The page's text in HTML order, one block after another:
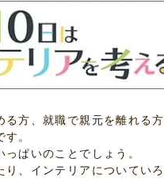
方、就職で親元を離れる
。
ぱいのことでしょう。
、インテリアについてい